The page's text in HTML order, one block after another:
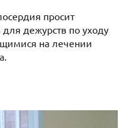
просит
дежурств по уходу
на лечении